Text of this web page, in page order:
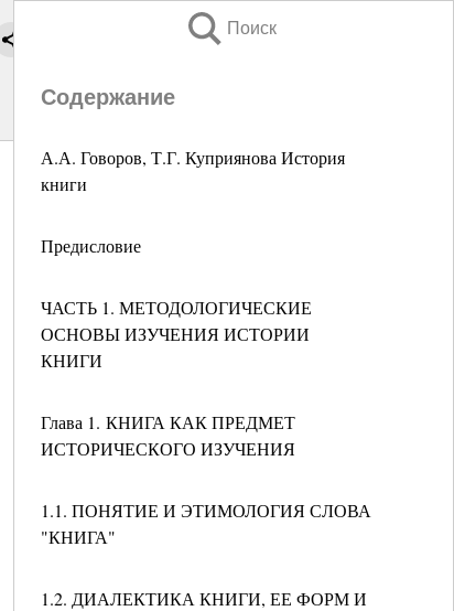
Поиск
Содержание
А.А. Говоров, Т.Г. Куприянова История
книги
Предисловие
ЧАСТЬ 1. МЕТОДОЛОГИЧЕСКИЕ
ОСНОВЫ ИЗУЧЕНИЯ ИСТОРИИ
КНИГИ
Глава 1. КНИГА КАК ПРЕДМЕТ
ИСТОРИЧЕСКОГО ИЗУЧЕНИЯ
1.1. ПОНЯТИЕ И ЭТИМОЛОГИЯ СЛОВА
"КНИГА"
1.2. ДИАЛЕКТИКА КНИГИ, ЕЕ ФОРМ И